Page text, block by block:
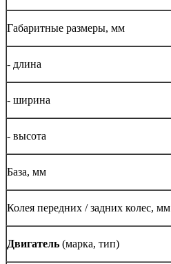
Габаритные размеры, мм
- длина
- ширина
- высота
База, мм
Колея передних / задних колес, мм
Двигатель (марка, тип)